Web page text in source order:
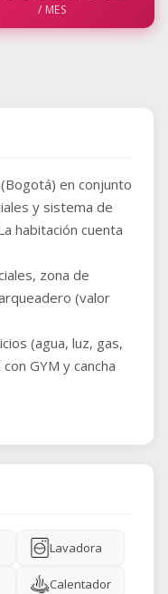
/ MES
en conjunto
y sistema de
habitación cuenta
zona de
(valor
(agua, luz, gas,
GYM y cancha
Lavadora
Calentador